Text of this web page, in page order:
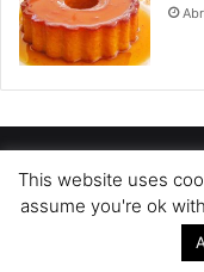
POLÍTICA DE
This website uses
assume you're ok